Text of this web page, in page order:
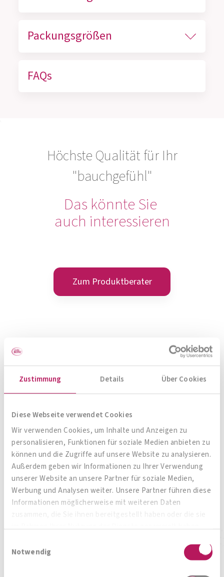
Zustimmung Details Über Cookies
Diese Webseite verwendet Cookies
Wir verwenden Cookies, um Inhalte und Anzeigen zu
personalisieren, Funktionen für soziale Medien anbieten zu
können und die Zugriffe auf unsere Website zu analysieren.
Außerdem geben wir Informationen zu Ihrer Verwendung
unserer Website an unsere Partner für soziale Medien,
Werbung und Analysen weiter. Unsere Partner führen diese
Informationen möglicherweise mit weiteren Daten
im Rahmen Ihrer Nutzung der Dienste gesammelt haben.
Notwendig
Packungsgrößen
FAQs
Höchste Qualität für Ihr
"bauchgefühl"
Das könnte Sie
auch interessieren
Zum Produktberater
OMNi-BiOTiC® SR-9 mit B-
Vitaminen
Ihr richtiges Nervenfutter!
Zum Produkt